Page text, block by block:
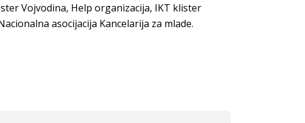
Vojvodina, Help organizacija, IKT klister
asocijacija Kancelarija za mlade.